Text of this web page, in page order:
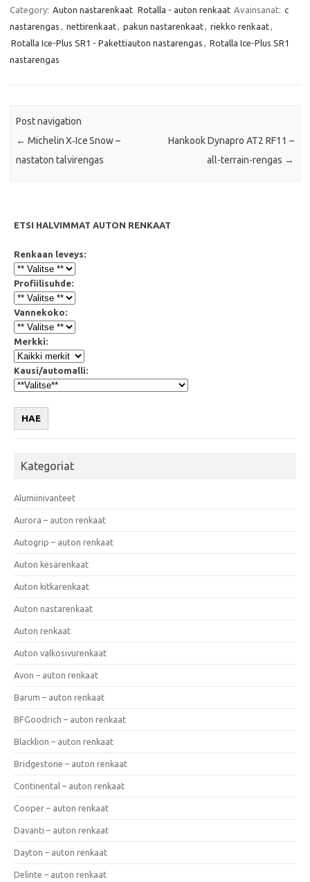
e
b
o
o
t
t
e
r
t
A
p
i
Category: Auton nastarenkaat Rotalla - auton renkaat Avainsanat: c
nastarengas
nettirenkaat pakun nastarenkaat riekko renkaat
Rotalla Ice-Plus SR1 - Pakettiauton nastarengas
Rotalla Ice-Plus SR1
nastarengas
Post navigation
← Michelin X‑Ice Snow –
nastaton talvirengas
Hankook Dynapro AT2 RF11 –
all-terrain-rengas →
ETSI HALVIMMAT AUTON RENKAAT
Renkaan leveys:
Profiilisuhde:
Vannekoko:
Merkki:
Kausi/automalli:
HAE
Kategoriat
Alumiinivanteet
Aurora – auton renkaat
Autogrip – auton renkaat
Auton kesärenkaat
Auton kitkarenkaat
Auton nastarenkaat
Auton renkaat
Auton valkosivurenkaat
Avon – auton renkaat
Barum – auton renkaat
BFGoodrich – auton renkaat
Blacklion – auton renkaat
Bridgestone – auton renkaat
Continental – auton renkaat
Cooper – auton renkaat
Davanti – auton renkaat
Dayton – auton renkaat
Delinte – auton renkaat